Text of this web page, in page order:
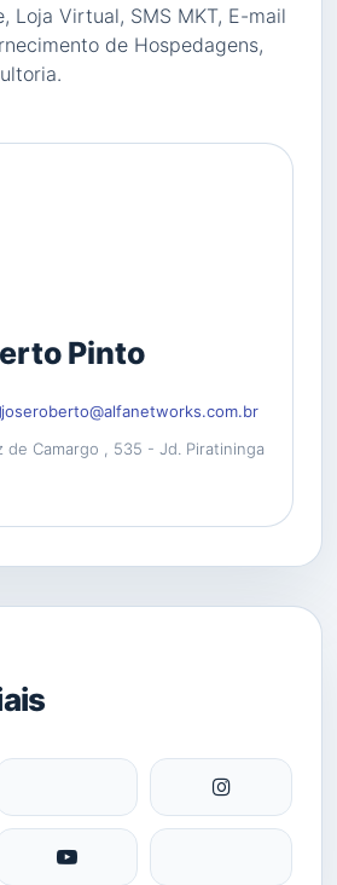
Loja Virtual, SMS MKT, E-mail
de Hospedagens,
Pinto
joseroberto@alfanetworks.com.br
de Camargo , 535 - Jd. Piratininga